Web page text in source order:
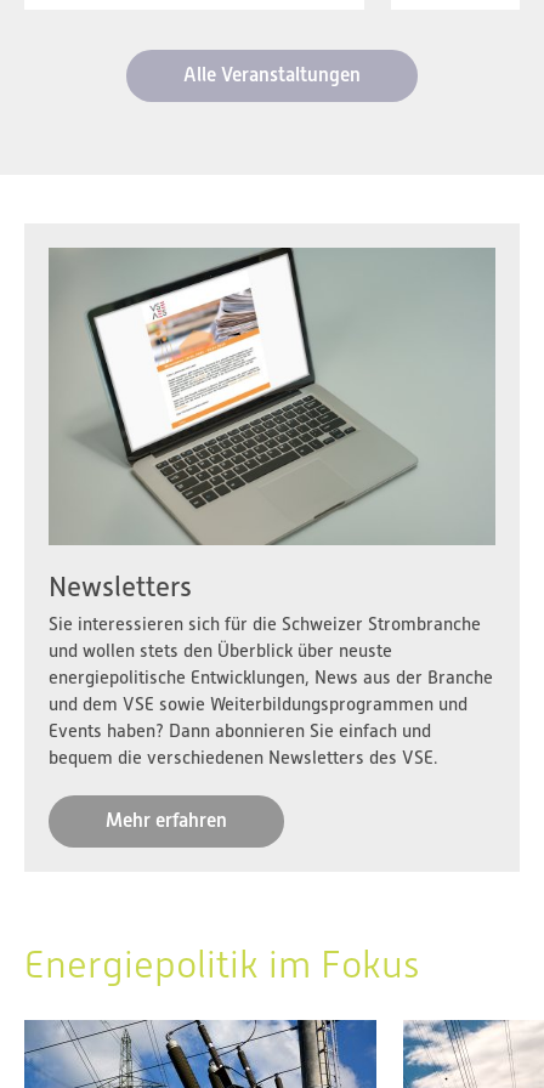
Alle Veranstaltungen
Newsletters
Sie interessieren sich für die Schweizer Strombranche
und wollen stets den Überblick über neuste
energiepolitische Entwicklungen, News aus der Branche
und dem VSE sowie Weiterbildungsprogrammen und
Events haben? Dann abonnieren Sie einfach und
bequem die verschiedenen Newsletters des VSE.
Mehr erfahren
Energiepolitik im Fokus